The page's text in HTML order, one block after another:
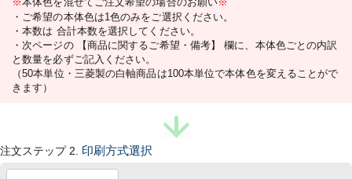
・ご希望の本体色は1色のみをご選択ください。
・本数は 合計本数を選択してください。
・次ページの 【商品に関するご希望・備考】 欄に、本体色ごとの内訳
と数量を必ずご記入ください。
（50本単位・三菱製の白軸商品は100本単位で本体色を変えることがで
きます）
注文ステップ 2. 印刷方式選択